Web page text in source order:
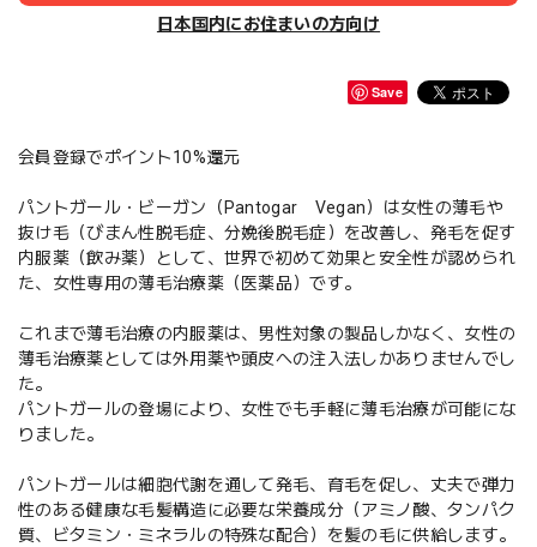
日本国内にお住まいの方向け
Save
会員登録でポイント10%還元
パントガール・ビーガン（Pantogar Vegan）は女性の薄毛や
抜け毛（びまん性脱毛症、分娩後脱毛症）を改善し、発毛を促す
内服薬（飲み薬）として、世界で初めて効果と安全性が認められ
た、女性専用の薄毛治療薬（医薬品）です。
これまで薄毛治療の内服薬は、男性対象の製品しかなく、女性の
薄毛治療薬としては外用薬や頭皮への注入法しかありませんでし
た。
パントガールの登場により、女性でも手軽に薄毛治療が可能にな
りました。
パントガールは細胞代謝を通して発毛、育毛を促し、丈夫で弾力
性のある健康な毛髪構造に必要な栄養成分（アミノ酸、タンパク
質、ビタミン・ミネラルの特殊な配合）を髪の毛に供給します。